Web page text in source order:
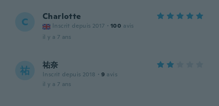
C Charlotte
Inscrit depuis 2017 · 100 avis
il y a 7 ans
祐 祐奈
Inscrit depuis 2018 · 9 avis
il y a 7 ans